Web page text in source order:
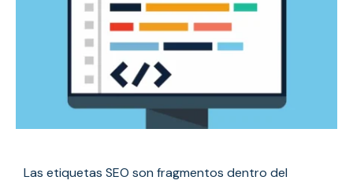
Las etiquetas SEO son fragmentos dentro del